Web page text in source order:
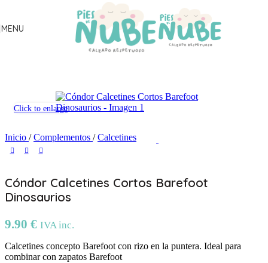
Skip to main content
MENU
Click to enlarge
Inicio / Complementos / Calcetines
Cóndor Calcetines Cortos Barefoot
Dinosaurios
9.90 € IVA inc.
Calcetines concepto Barefoot con rizo en la puntera. Ideal para
combinar con zapatos Barefoot